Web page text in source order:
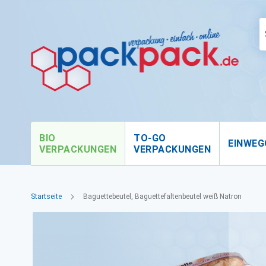
BIO
VERPACKUNGEN
TO-GO
VERPACKUNGEN
Startseite Baguettebeutel, Baguettefaltenbeutel weiß Natron